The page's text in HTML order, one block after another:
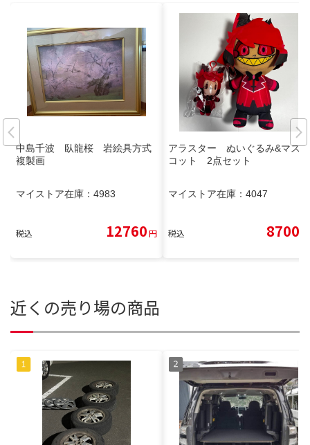
中島千波 臥龍桜 岩絵具方式
複製画
マイストア在庫： 4983
税込 12760円
アラスター ぬいぐるみ&マス
コット 2点セット
マイストア在庫： 4047
税込 8700
近くの売り場の商品